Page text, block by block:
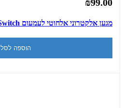
₪99.00
מגען אלקטרוני אלחוטי לעמעום QuickSwitch
הוספה לסל